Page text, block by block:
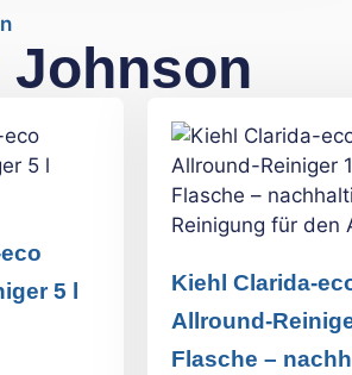
Johnson
5 l
Kiehl Clarida-
Allround-
Flasche –